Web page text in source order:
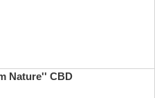
Nature'' CBD